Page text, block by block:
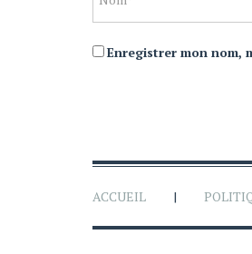
Enregistrer mon nom,
ACCUEIL